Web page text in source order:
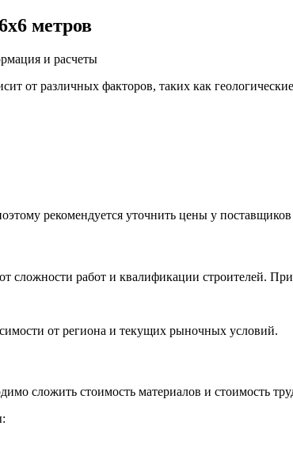
метров
от различных факторов, таких как
рекомендуется уточнить цены у
сложности работ и квалификации строителей.
от региона и текущих рыночных условий.
сложить стоимость материалов и стоимость